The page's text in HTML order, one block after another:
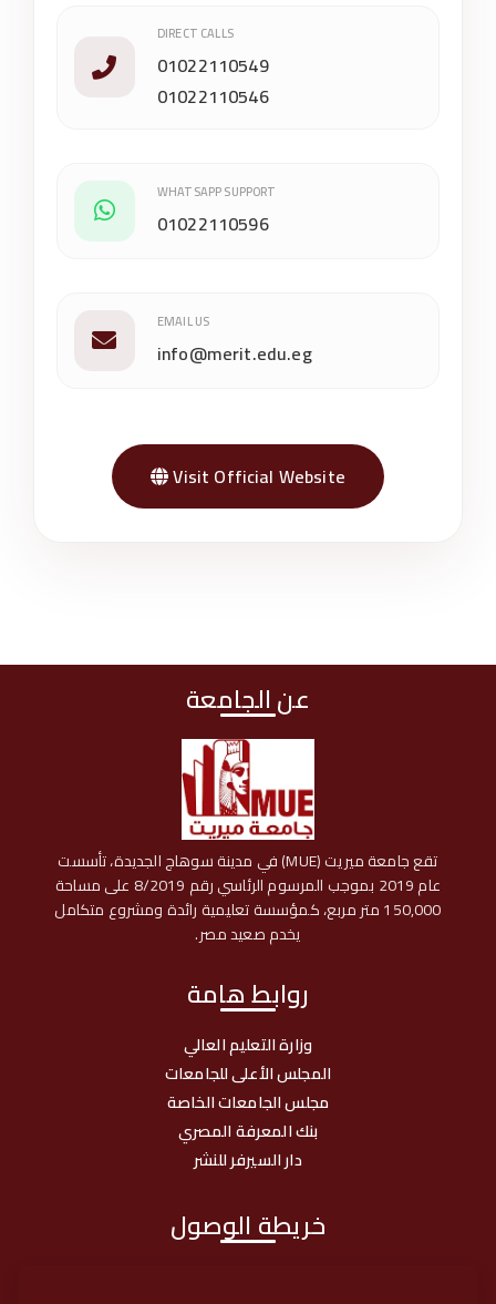
DIRECT CALLS
01022110549
01022110546
WHATSAPP SUPPORT
01022110596
EMAIL US
info@merit.edu.eg
Visit Official Website
عن الجامعة
تقع جامعة ميريت (MUE) في مدينة سوهاج الجديدة، تأسست
عام 2019 بموجب المرسوم الرئاسي رقم 8/2019 على مساحة
150,000 متر مربع، كمؤسسة تعليمية رائدة ومشروع متكامل
يخدم صعيد مصر.
روابط هامة
وزارة التعليم العالي
المجلس الأعلى للجامعات
مجلس الجامعات الخاصة
بنك المعرفة المصري
دار السيرفر للنشر
خريطة الوصول